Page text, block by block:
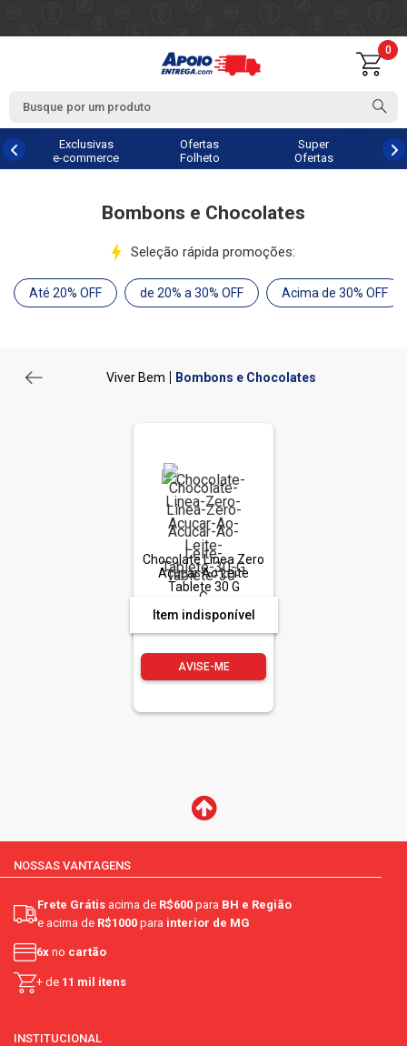
0
Exclusivas
e-commerce
Ofertas
Folheto
Super
Ofertas
Bombons e Chocolates
Seleção rápida promoções:
Até 20% OFF de 20% a 30% OFF Acima de 30% OFF
Viver Bem Bombons e Chocolates
Chocolate Linea Zero
Açucar Ao Leite
Tablete 30 G
Item indisponível
AVISE-ME
NOSSAS VANTAGENS
Frete Grátis acima de R$600 para BH e Região
e acima de R$1000 para interior de MG
6x no cartão
+ de 11 mil itens
INSTITUCIONAL